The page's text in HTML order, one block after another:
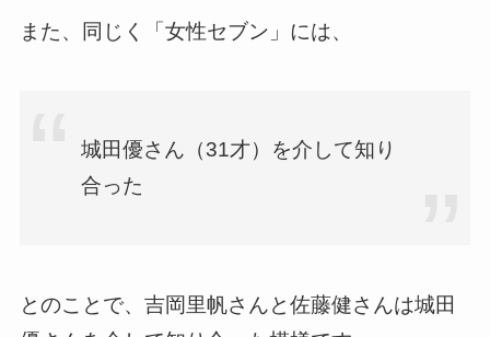
また、同じく「女性セブン」には、
城田優さん（31才）を介して知り
合った
とのことで、吉岡里帆さんと佐藤健さんは城田